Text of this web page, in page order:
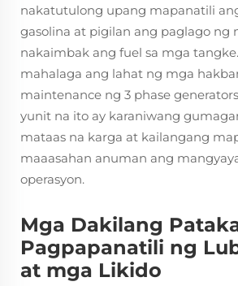
nakatutulong upang mapanatili
gasolina at pigilan ang paglago ng
nakaimbak ang fuel sa mga
mahalaga ang lahat ng mga
maintenance ng 3 phase
yunit na ito ay karaniwang
mataas na karga at kailangang
maaasahan anuman ang
operasyon.
Mga Dakilang
Pagpapanatili ng
at mga Likido